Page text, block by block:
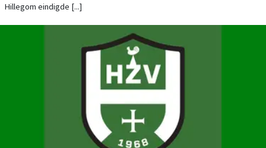
Hillegom eindigde [...]